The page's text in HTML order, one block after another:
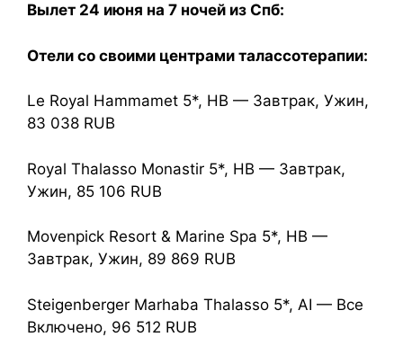
Вылет 24 июня на 7 ночей из Спб:
Отели со своими центрами талассотерапии:
Le Royal Hammamet 5*, HB — Завтрак, Ужин,
83 038 RUB
Royal Thalasso Monastir 5*, HB — Завтрак,
Ужин, 85 106 RUB
Movenpick Resort & Marine Spa 5*, HB —
Завтрак, Ужин, 89 869 RUB
Steigenberger Marhaba Thalasso 5*, AI — Все
Включено, 96 512 RUB